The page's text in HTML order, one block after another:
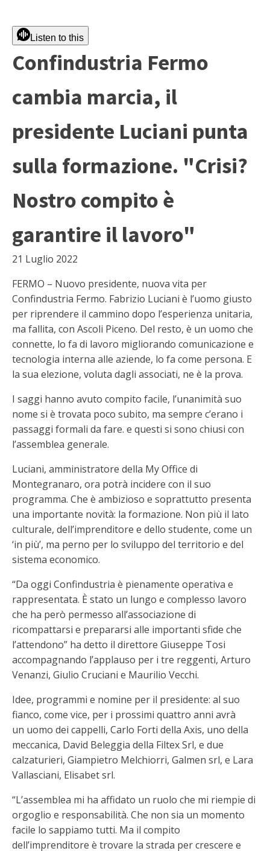
Listen to this
Confindustria Fermo
cambia marcia, il
presidente Luciani punta
sulla formazione. "Crisi?
Nostro compito è
garantire il lavoro"
21 Luglio 2022
FERMO – Nuovo presidente, nuova vita per
Confindustria Fermo. Fabrizio Luciani è l’uomo giusto
per riprendere il cammino dopo l’esperienza unitaria,
ma fallita, con Ascoli Piceno. Del resto, è un uomo che
connette, lo fa di lavoro migliorando comunicazione e
tecnologia interna alle aziende, lo fa come persona. E
la sua elezione, voluta dagli associati, ne è la prova.
I saggi hanno avuto compito facile, l’unanimità suo
nome si è trovata poco subito, ma sempre c’erano i
passaggi formali da fare. e questi si sono chiusi con
l’assemblea generale.
Luciani, amministratore della My Office di
Montegranaro, ora potrà incidere con il suo
programma. Che è ambizioso e soprattutto presenta
una importante novità: la formazione. Non più il lato
culturale, dell’imprenditore e dello studente, come un
‘in più’, ma perno per lo sviluppo del territorio e del
sistema economico.
“Da oggi Confindustria è pienamente operativa e
rappresentata. È stato un lungo e complesso lavoro
che ha però permesso all’associazione di
ricompattarsi e prepararsi alle importanti sfide che
l’attendono” ha detto il direttore Giuseppe Tosi
accompagnando l’applauso per i tre reggenti, Arturo
Venanzi, Giulio Cruciani e Maurilio Vecchi.
Idee, programmi e nomine per il presidente: al suo
fianco, come vice, per i prossimi quattro anni avrà
un uomo dei cappelli, Carlo Forti della Axis, uno della
meccanica, David Beleggia della Filtex Srl, e due
calzaturieri, Giampietro Melchiorri, Galmen srl, e Lara
Vallasciani, Elisabet srl.
“L’assemblea mi ha affidato un ruolo che mi riempie di
orgoglio e responsabilità. Che non sia un momento
facile lo sappiamo tutti. Ma il compito
dell’imprenditore è trovare la strada per crescere e